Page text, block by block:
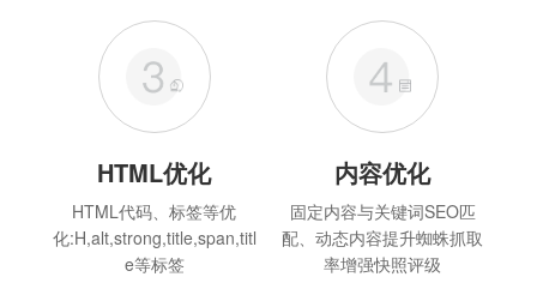
HTML优化
HTML代码、标签等优
化:H,alt,strong,title,span,titl
e等标签
内容优化
固定内容与关键词SEO匹
配、动态内容提升蜘蛛抓取
率增强快照评级